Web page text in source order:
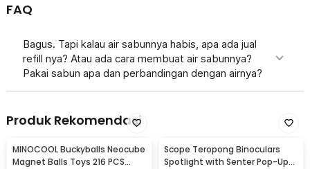
FAQ
Bagus. Tapi kalau air sabunnya habis, apa ada jual
refill nya? Atau ada cara membuat air sabunnya?
Pakai sabun apa dan perbandingan dengan airnya?
Produk Rekomendasi
MINOCOOL Buckyballs Neocube
Magnet Balls Toys 216 PCS
Scope Teropong Binoculars
Spotlight with Senter Pop-Up